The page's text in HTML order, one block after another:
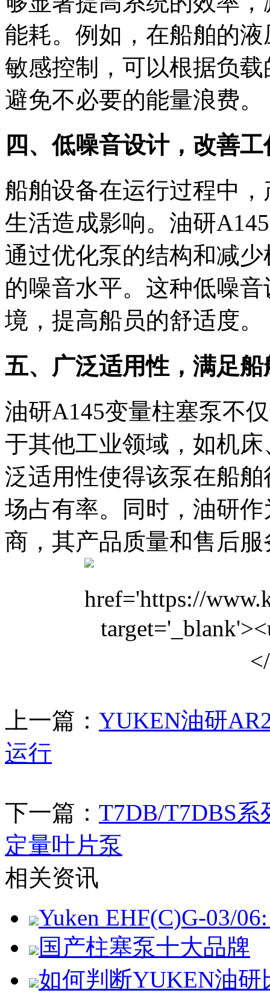
能耗。例如，在船舶的
敏感控制，可以根据负
避免不必要的能量浪费。
四、低噪音设计，改善
船舶设备在运行过程中
生活造成影响。油研
通过优化泵的结构和减
的噪音水平。这种低噪
境，提高船员的舒适度。
五、广泛适用性，满足
油研A145变量柱塞泵不
于其他工业领域，如机
泛适用性使得该泵在船
场占有率。同时，油研
商，其产品质量和售后
上一篇： YUKEN油研
运行
下一篇： T7DB/T7DBS系
定量叶片泵
相关资讯
Yuken EHF(C)G-03/
国产柱塞泵十大品牌
如何判断YUKEN油